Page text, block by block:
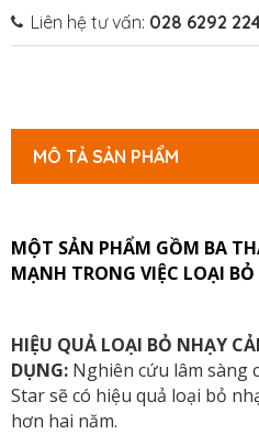
Liên hệ tư vấn: 028 6292
MÔ TẢ SẢN PHẨM
MỘT SẢN PHẨM GỒM BA
MẠNH TRONG VIỆC LOẠI
HIỆU QUẢ LOẠI BỎ NHẠY
DỤNG: Nghiên cứu lâm sàng
Star sẽ có hiệu quả loại bỏ
hơn hai năm.